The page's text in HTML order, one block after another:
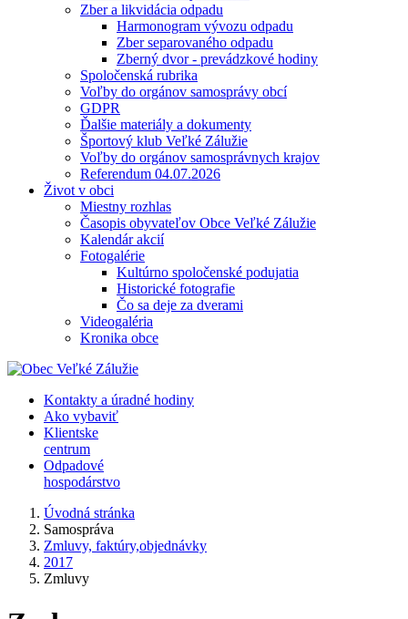
Zber a likvidácia odpadu
Harmonogram vývozu odpadu
Zber separovaného odpadu
Zberný dvor - prevádzkové hodiny
Spoločenská rubrika
Voľby do orgánov samosprávy obcí
GDPR
Ďalšie materiály a dokumenty
Športový klub Veľké Zálužie
Voľby do orgánov samosprávnych krajov
Referendum 04.07.2026
Život v obci
Miestny rozhlas
Časopis obyvateľov Obce Veľké Zálužie
Kalendár akcií
Fotogalérie
Kultúrno spoločenské podujatia
Historické fotografie
Čo sa deje za dverami
Videogaléria
Kronika obce
Kontakty a úradné hodiny
Ako vybaviť
Klientske
centrum
Odpadové
hospodárstvo
Úvodná stránka
Samospráva
Zmluvy, faktúry,objednávky
2017
Zmluvy